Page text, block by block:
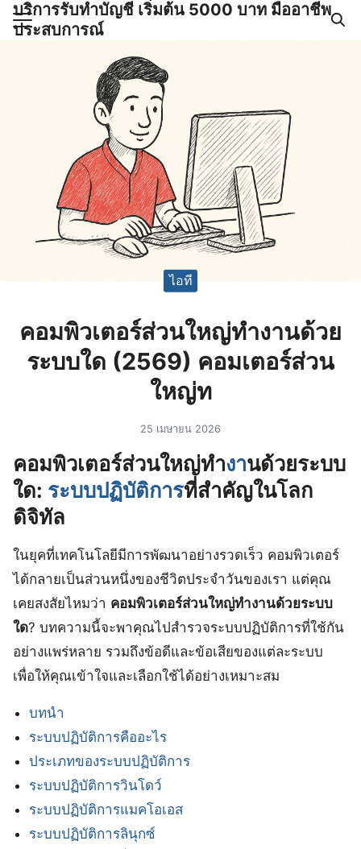
Skipบริการรับทำบัญชี เริ่มต้น 5000 บาท มืออาชีพ
ประสบการณ์
ญชีและภาษีครบวงจร |
ไอที
คอมพิวเตอร์ส่วนใหญ่ทํางานด้วย
ระบบใด (2569) คอมเตอร์ส่วน
ใหญ่ท
25 เมษายน 2026
คอมพิวเตอร์ส่วนใหญ่ทํางานด้วยระบบ
ใด: ระบบปฏิบัติการที่สำคัญในโลก
ดิจิทัล
ในยุคที่เทคโนโลยีมีการพัฒนาอย่างรวดเร็ว คอมพิวเตอร์
ได้กลายเป็นส่วนหนึ่งของชีวิตประจำวันของเรา แต่คุณ
เคยสงสัยไหมว่า คอมพิวเตอร์ส่วนใหญ่ทํางานด้วยระบบ
ใด? บทความนี้จะพาคุณไปสำรวจระบบปฏิบัติการที่ใช้กัน
อย่างแพร่หลาย รวมถึงข้อดีและข้อเสียของแต่ละระบบ
เพื่อให้คุณเข้าใจและเลือกใช้ได้อย่างเหมาะสม
บทนำ
ระบบปฏิบัติการคืออะไร
ประเภทของระบบปฏิบัติการ
ระบบปฏิบัติการวินโดว์
ระบบปฏิบัติการแมคโอเอส
ระบบปฏิบัติการลินุกซ์